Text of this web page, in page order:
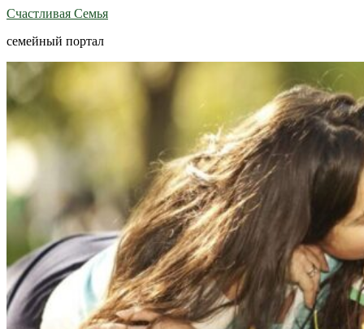
Счастливая Семья
семейный портал